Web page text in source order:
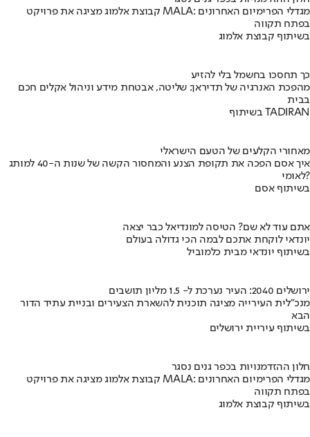
קבוצת אלמוג מציגה את פרויקט MALA: מגדלי הפרימיום האחרונים
בפתח תקווה
בשיתוף קבוצת אלמוג
כך תחסכו בחשמל בלי להזיע
מהפכת האנרגיה של תדיראן: שליטה, אבטחת מידע וניהול אקלים חכם
בבית
בשיתוף TADIRAN
מאחורי הקלעים של הטעם הישראלי
איך אסם הפכה את תקופת הצנע והמחסור הקשה של שנות ה-40 למותג
לאומי?
בשיתוף אסם
אתם עוד לא שם? הטיסה למונדיאל כבר יצאה
יונדאי לוקחת אתכם לבמה הכי גדולה בעולם
בשיתוף יונדאי מבית כלמוביל
ירושלים 2040: העיר נערכת ל- 1.5 מליון תושבים
מנכ"לית העירייה מציגה תוכנית להשארת הצעירים ובניית עתיד הדור
הבא
בשיתוף עיריית ירושלים
חלון ההזדמנויות בכפר גנים נסגר
קבוצת אלמוג מציגה את פרויקט MALA: מגדלי הפרימיום האחרונים
בפתח תקווה
בשיתוף קבוצת אלמוג